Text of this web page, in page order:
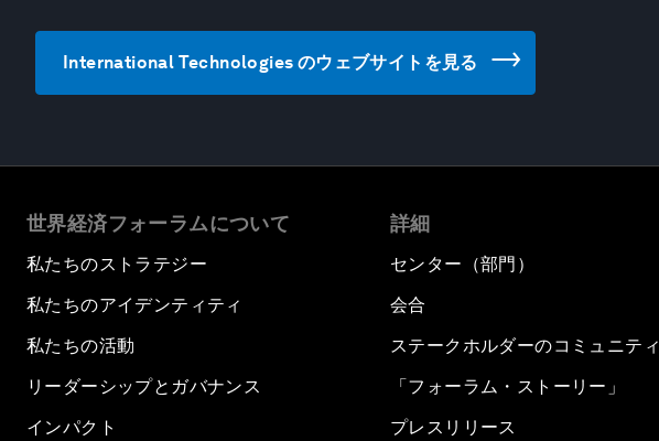
International Technologies のウェブサイトを見る
世界経済フォーラムについて
私たちのストラテジー
私たちのアイデンティティ
私たちの活動
リーダーシップとガバナンス
インパクト
詳細
センター（部門）
会合
ステークホルダーのコミュニティ
「フォーラム・ストーリー」
プレスリリース